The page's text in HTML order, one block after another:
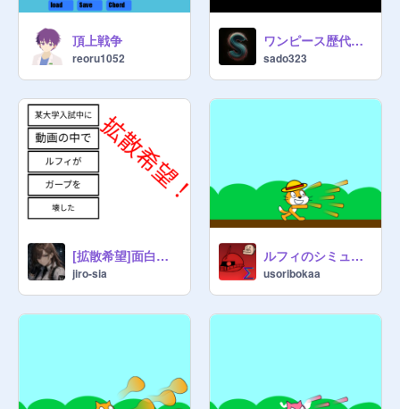
頂上戦争
reoru1052
ワンピース歴代最強ランキング
sado323
[拡散希望]面白い？ゲームONE PIECE ver. remix
jiro-sia
ルフィのシミュレーター
usoribokaa